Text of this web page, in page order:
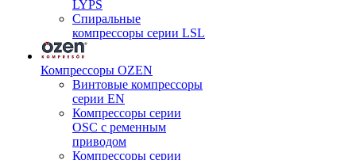
LYPS
Спиральные
компрессоры серии LSL
Компрессоры OZEN
Винтовые компрессоры
серии EN
Компрессоры серии
OSC с ременным
приводом
Компрессоры серии